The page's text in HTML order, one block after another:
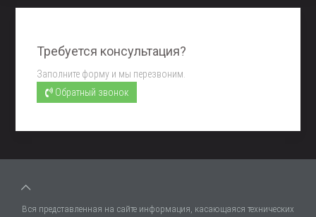
Требуется консультация?
Заполните форму и мы перезвоним.
Обратный звонок
Вся представленная на сайте информация, касающаяся технических